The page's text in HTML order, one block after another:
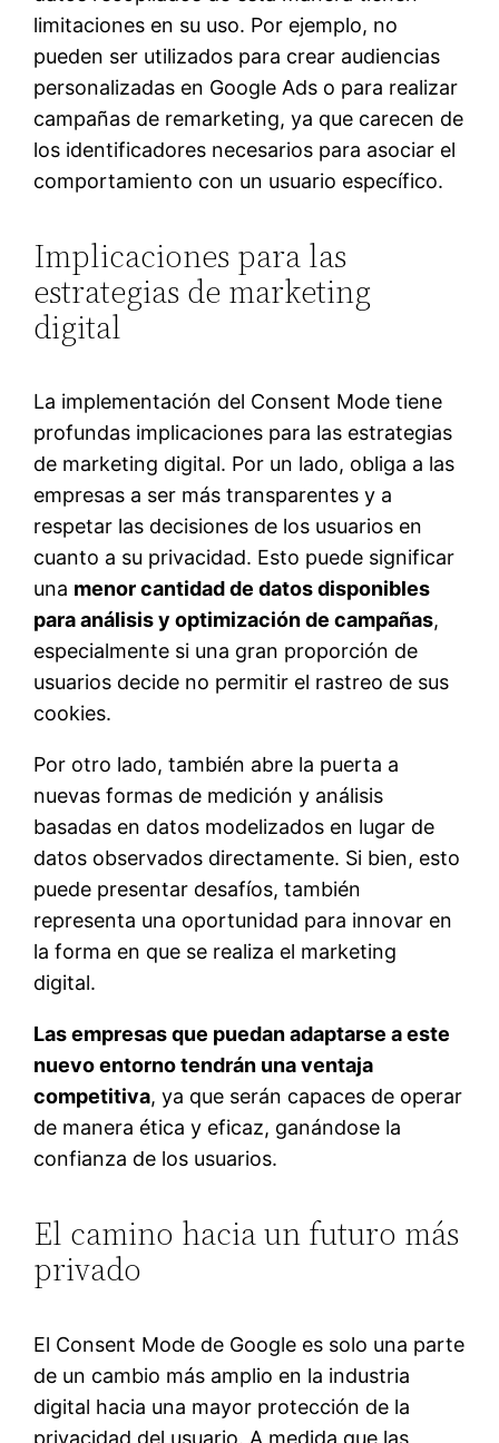
limitaciones en su uso. Por ejemplo, no
pueden ser utilizados para crear audiencias
personalizadas en Google Ads o para realizar
campañas de remarketing, ya que carecen de
los identificadores necesarios para asociar el
comportamiento con un usuario específico.
Implicaciones para las
estrategias de marketing
digital
La implementación del Consent Mode tiene
profundas implicaciones para las estrategias
de marketing digital. Por un lado, obliga a las
empresas a ser más transparentes y a
respetar las decisiones de los usuarios en
cuanto a su privacidad. Esto puede significar
una menor cantidad de datos disponibles
para análisis y optimización de campañas,
especialmente si una gran proporción de
usuarios decide no permitir el rastreo de sus
cookies.
Por otro lado, también abre la puerta a
nuevas formas de medición y análisis
basadas en datos modelizados en lugar de
datos observados directamente. Si bien, esto
puede presentar desafíos, también
representa una oportunidad para innovar en
la forma en que se realiza el marketing
digital.
Las empresas que puedan adaptarse a este
nuevo entorno tendrán una ventaja
competitiva, ya que serán capaces de operar
de manera ética y eficaz, ganándose la
confianza de los usuarios.
El camino hacia un futuro más
privado
El Consent Mode de Google es solo una parte
de un cambio más amplio en la industria
digital hacia una mayor protección de la
privacidad del usuario. A medida que las